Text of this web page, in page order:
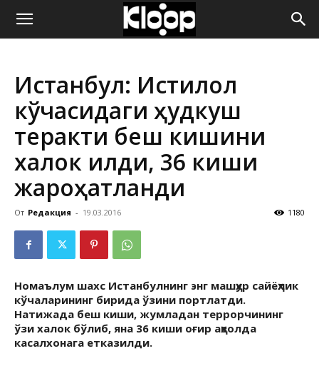
ҚИРҒИЗИСТОН
ЯНГИЛИКЛАРИ
Истанбул: Истиқлол
кўчасидаги ҳудкуш
теракти беш кишини
халок қилди, 36 киши
жароҳатланди
От Редакция - 19.03.2016 1180
Номаълум шахс Истанбулнинг энг машҳур сайёҳлик
кўчаларининг бирида ўзини портлатди.
Натижада беш киши, жумладан террорчининг
ўзи халок бўлиб, яна 36 киши оғир аҳволда
касалхонага етказилди.